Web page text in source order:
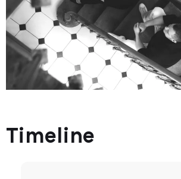
Timeline